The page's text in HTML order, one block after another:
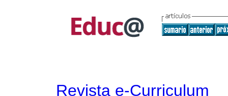
Revista e-Curriculum